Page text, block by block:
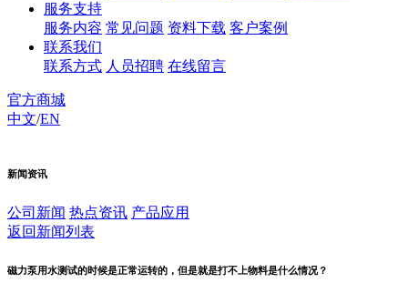
服务支持
服务内容 常见问题 资料下载 客户案例
联系我们
联系方式 人员招聘 在线留言
官方商城
中文/EN
新闻资讯
公司新闻 热点资讯 产品应用
返回新闻列表
磁力泵用水测试的时候是正常运转的，但是就是打不上物料是什么情况？